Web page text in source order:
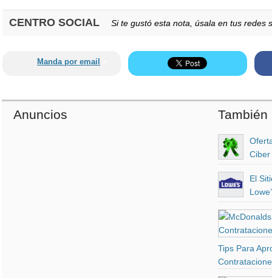
CENTRO SOCIAL Si te gustó esta nota, úsala en tus redes
Manda por email
También
Ciber
El
Tips Para
Anuncios